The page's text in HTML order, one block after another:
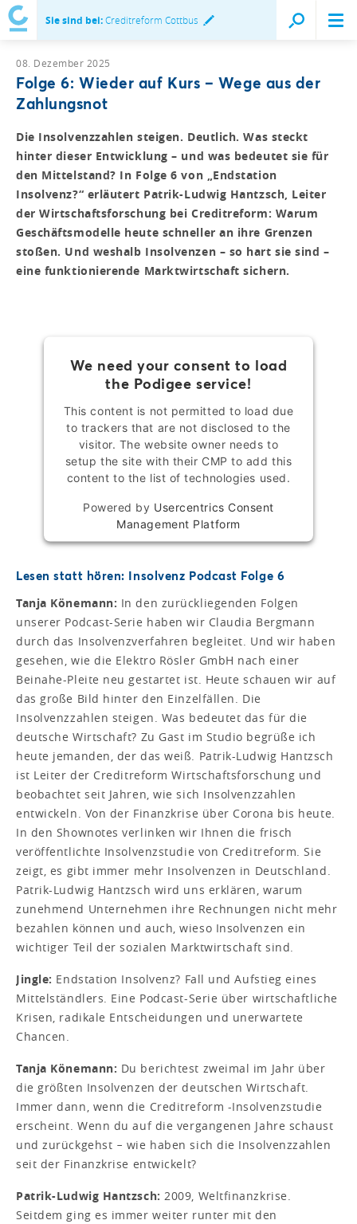
Sie sind bei:Creditreform Cottbus
08. Dezember 2025
Folge 6: Wieder auf Kurs – Wege aus der
Zahlungsnot
Die Insolvenzzahlen steigen. Deutlich. Was steckt
hinter dieser Entwicklung – und was bedeutet sie für
den Mittelstand? In Folge 6 von „Endstation
Insolvenz?“ erläutert Patrik-Ludwig Hantzsch, Leiter
der Wirtschaftsforschung bei Creditreform: Warum
Geschäftsmodelle heute schneller an ihre Grenzen
stoßen. Und weshalb Insolvenzen – so hart sie sind –
eine funktionierende Marktwirtschaft sichern.
We need your consent to load
the Podigee service!
This content is not permitted to load due
to trackers that are not disclosed to the
visitor. The website owner needs to
setup the site with their CMP to add this
content to the list of technologies used.
Powered by Usercentrics Consent
Management Platform
Lesen statt hören: Insolvenz Podcast Folge 6
Tanja Könemann: In den zurückliegenden Folgen
unserer Podcast-Serie haben wir Claudia Bergmann
durch das Insolvenzverfahren begleitet. Und wir haben
gesehen, wie die Elektro Rösler GmbH nach einer
Beinahe-Pleite neu gestartet ist. Heute schauen wir auf
das große Bild hinter den Einzelfällen. Die
Insolvenzzahlen steigen. Was bedeutet das für die
deutsche Wirtschaft? Zu Gast im Studio begrüße ich
heute jemanden, der das weiß. Patrik-Ludwig Hantzsch
ist Leiter der Creditreform Wirtschaftsforschung und
beobachtet seit Jahren, wie sich Insolvenzzahlen
entwickeln. Von der Finanzkrise über Corona bis heute.
In den Shownotes verlinken wir Ihnen die frisch
veröffentlichte Insolvenzstudie von Creditreform. Sie
zeigt, es gibt immer mehr Insolvenzen in Deutschland.
Patrik-Ludwig Hantzsch wird uns erklären, warum
zunehmend Unternehmen ihre Rechnungen nicht mehr
bezahlen können und auch, wieso Insolvenzen ein
wichtiger Teil der sozialen Marktwirtschaft sind.
Jingle: Endstation Insolvenz? Fall und Aufstieg eines
Mittelständlers. Eine Podcast-Serie über wirtschaftliche
Krisen, radikale Entscheidungen und unerwartete
Chancen.
Tanja Könemann: Du berichtest zweimal im Jahr über
die größten Insolvenzen der deutschen Wirtschaft.
Immer dann, wenn die Creditreform -Insolvenzstudie
erscheint. Wenn du auf die vergangenen Jahre schaust
und zurückgehst − wie haben sich die Insolvenzzahlen
seit der Finanzkrise entwickelt?
Patrik-Ludwig Hantzsch: 2009, Weltfinanzkrise.
Seitdem ging es immer weiter runter mit den